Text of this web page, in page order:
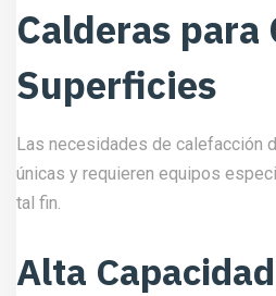
Calderas para
Superficies
Las necesidades de calefacción
únicas y requieren equipos
tal fin.
Alta Capacidad